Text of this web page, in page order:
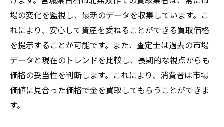
場の変化を監視し、最新のデータを収集しています。こ
れにより、安心して資産を委ねることができる買取価格
を提示することが可能です。また、査定士は過去の市場
データと現在のトレンドを比較し、長期的な視点からも
価格の妥当性を判断します。これにより、消費者は市場
価値に見合った価格で金を買取してもらうことができま
す。